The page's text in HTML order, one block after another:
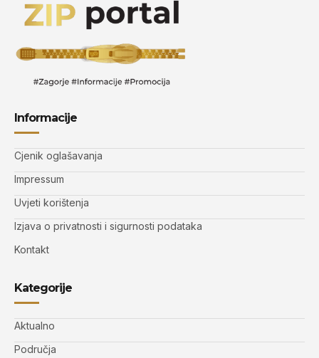
Informacije
Cjenik oglašavanja
Impressum
Uvjeti korištenja
Izjava o privatnosti i sigurnosti podataka
Kontakt
Kategorije
Aktualno
Područja